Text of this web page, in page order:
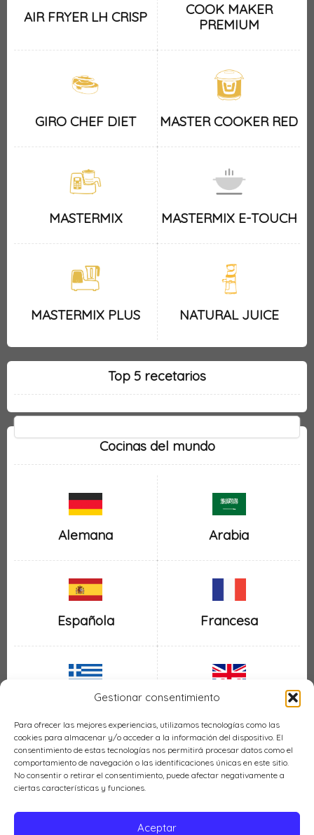
Gestionar consentimiento
Para ofrecer las mejores experiencias, utilizamos tecnologías como las
cookies para almacenar y/o acceder a la información del dispositivo. El
consentimiento de estas tecnologías nos permitirá procesar datos como el
comportamiento de navegación o las identificaciones únicas en este sitio.
No consentir o retirar el consentimiento, puede afectar negativamente a
ciertas características y funciones.
Aceptar
AIR FRYER LH CRISP
COOK MAKER
PREMIUM
GIRO CHEF DIET MASTER COOKER RED
MASTERMIX MASTERMIX E-TOUCH
MASTERMIX PLUS NATURAL JUICE
Top 5 recetarios
Cocinas del mundo
Alemana Arabia
Española Francesa
Griega Inglesa
Italiana